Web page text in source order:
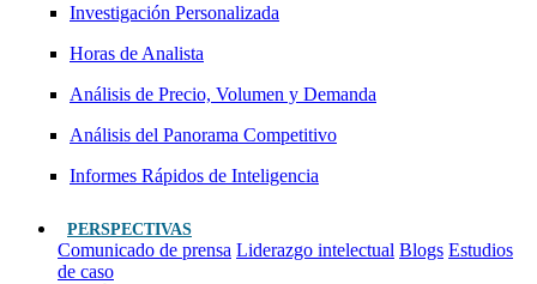
Investigación Personalizada
Horas de Analista
Análisis de Precio, Volumen y Demanda
Análisis del Panorama Competitivo
Informes Rápidos de Inteligencia
PERSPECTIVAS
Comunicado de prensa Liderazgo intelectual Blogs Estudios
de caso